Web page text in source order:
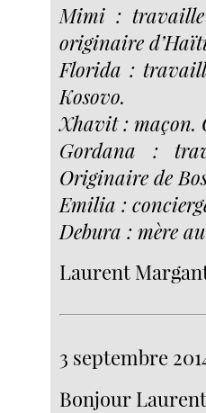
Mimi : travaille
originaire
Florida :
Kosovo.
Xhavit : maçon.
Gordana :
Originaire de
Emilia :
Debura : mère
Laurent
3 septembre
Bonjour